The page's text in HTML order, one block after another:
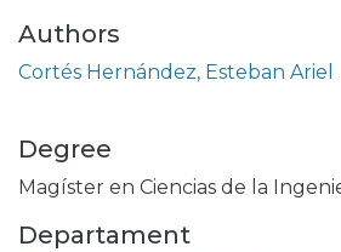
Authors
Cortés Hernández, Esteban Ariel
Degree
Magíster en Ciencias de la
Departament